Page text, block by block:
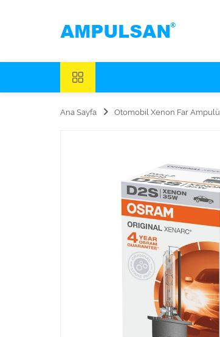
Ana Sayfa Otomobil Xenon Far Ampulü